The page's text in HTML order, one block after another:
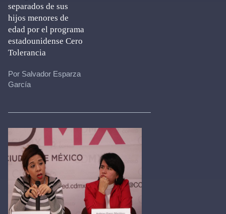
separados de sus
hijos menores de
edad por el programa
estadounidense Cero
Tolerancia
Por Salvador Esparza
García